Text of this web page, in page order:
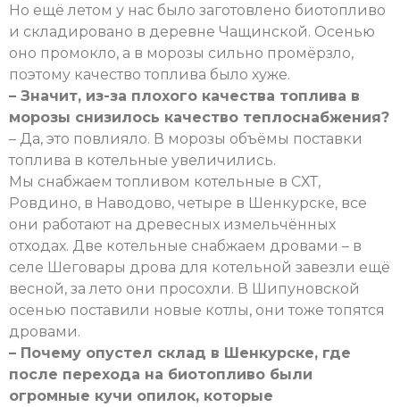
Но ещё летом у нас было заготовлено биотопливо
и складировано в деревне Чащинской. Осенью
оно промокло, а в морозы сильно промёрзло,
поэтому качество топлива было хуже.
– Значит, из-за плохого качества топлива в
морозы снизилось качество теплоснабжения?
– Да, это повлияло. В морозы объёмы поставки
топлива в котельные увеличились.
Мы снабжаем топливом котельные в СХТ,
Ровдино, в Наводово, четыре в Шенкурске, все
они работают на древесных измельчённых
отходах. Две котельные снабжаем дровами – в
селе Шеговары дрова для котельной завезли ещё
весной, за лето они просохли. В Шипуновской
осенью поставили новые котлы, они тоже топятся
дровами.
– Почему опустел склад в Шенкурске, где
после перехода на биотопливо были
огромные кучи опилок, которые